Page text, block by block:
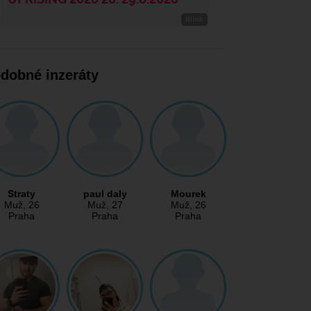
inzeráty
Straty
Muž, 26
Praha
paul daly
Muž, 27
Praha
Mourek
Muž, 26
Praha